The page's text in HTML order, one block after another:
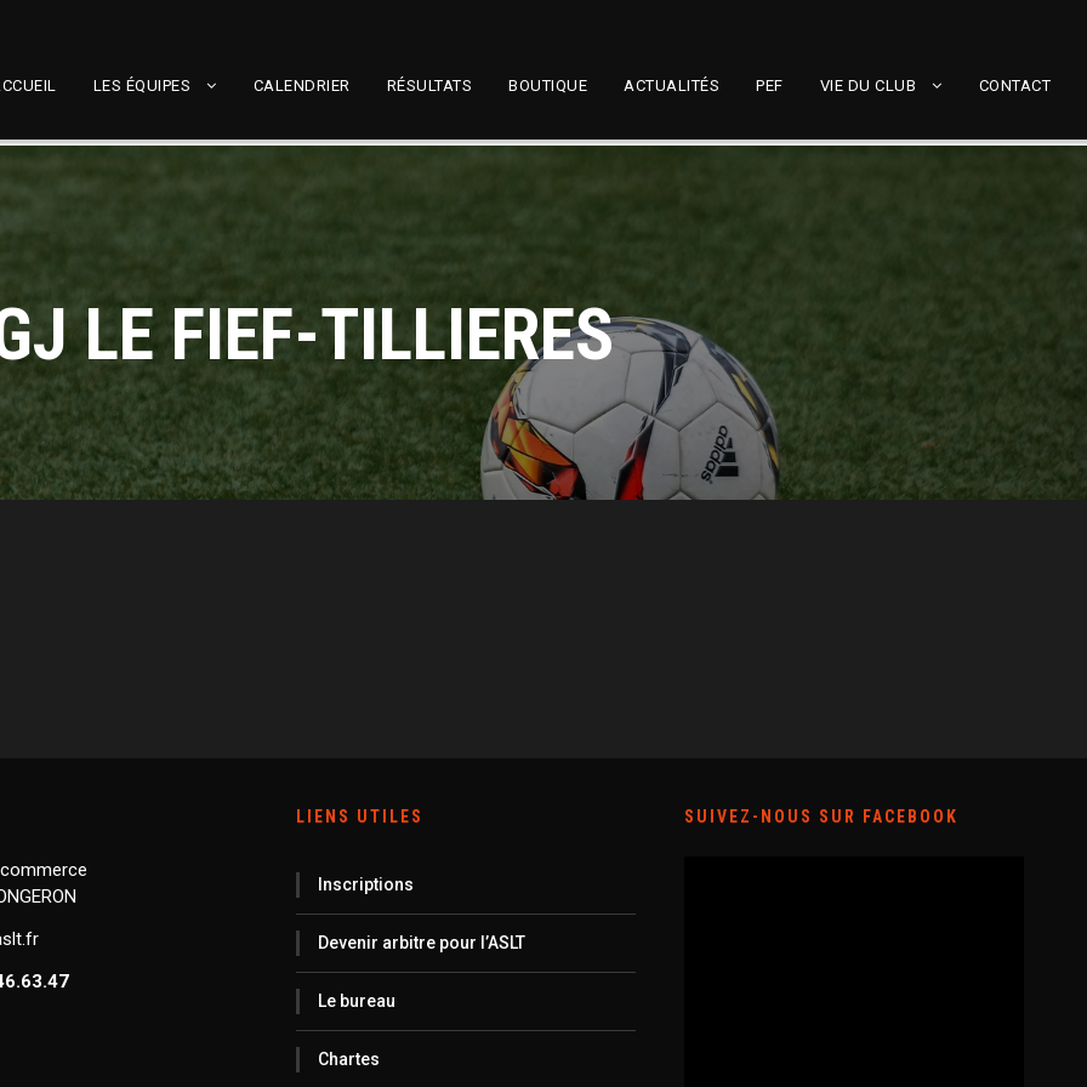
LES ÉQUIPES CALENDRIER RÉSULTATS BOUTIQUE ACTUALITÉS PEF VIE DU CLUB CONTACT
LE FIEF-TILLIERES
LIENS UTILES
Inscriptions
Devenir arbitre pour l’ASLT
Le bureau
Chartes
SUIVEZ-NOUS SUR FACEBOOK